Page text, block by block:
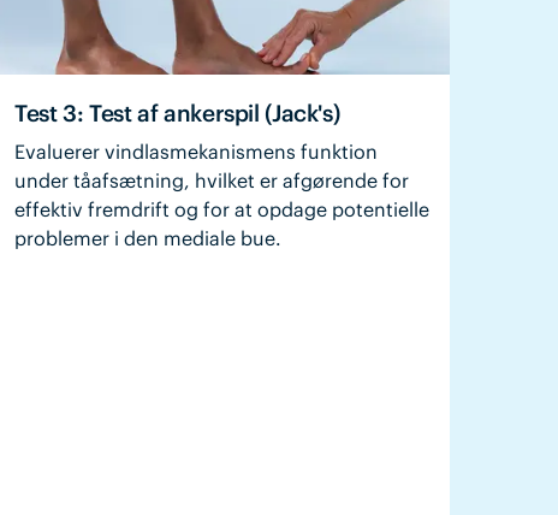
Test 3: Test af ankerspil (Jack's)
Evaluerer vindlasmekanismens funktion
under tåafsætning, hvilket er afgørende for
effektiv fremdrift og for at opdage potentielle
problemer i den mediale bue.